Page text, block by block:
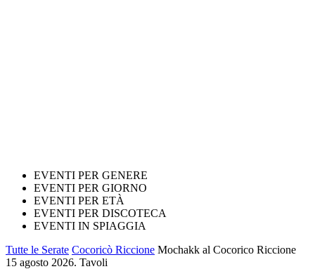
EVENTI PER GENERE
EVENTI PER GIORNO
EVENTI PER ETÀ
EVENTI PER DISCOTECA
EVENTI IN SPIAGGIA
Tutte le Serate Cocoricò Riccione Mochakk al Cocorico Riccione
15 agosto 2026. Tavoli